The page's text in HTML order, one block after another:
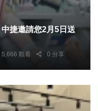
5,666 觀看 0 分享